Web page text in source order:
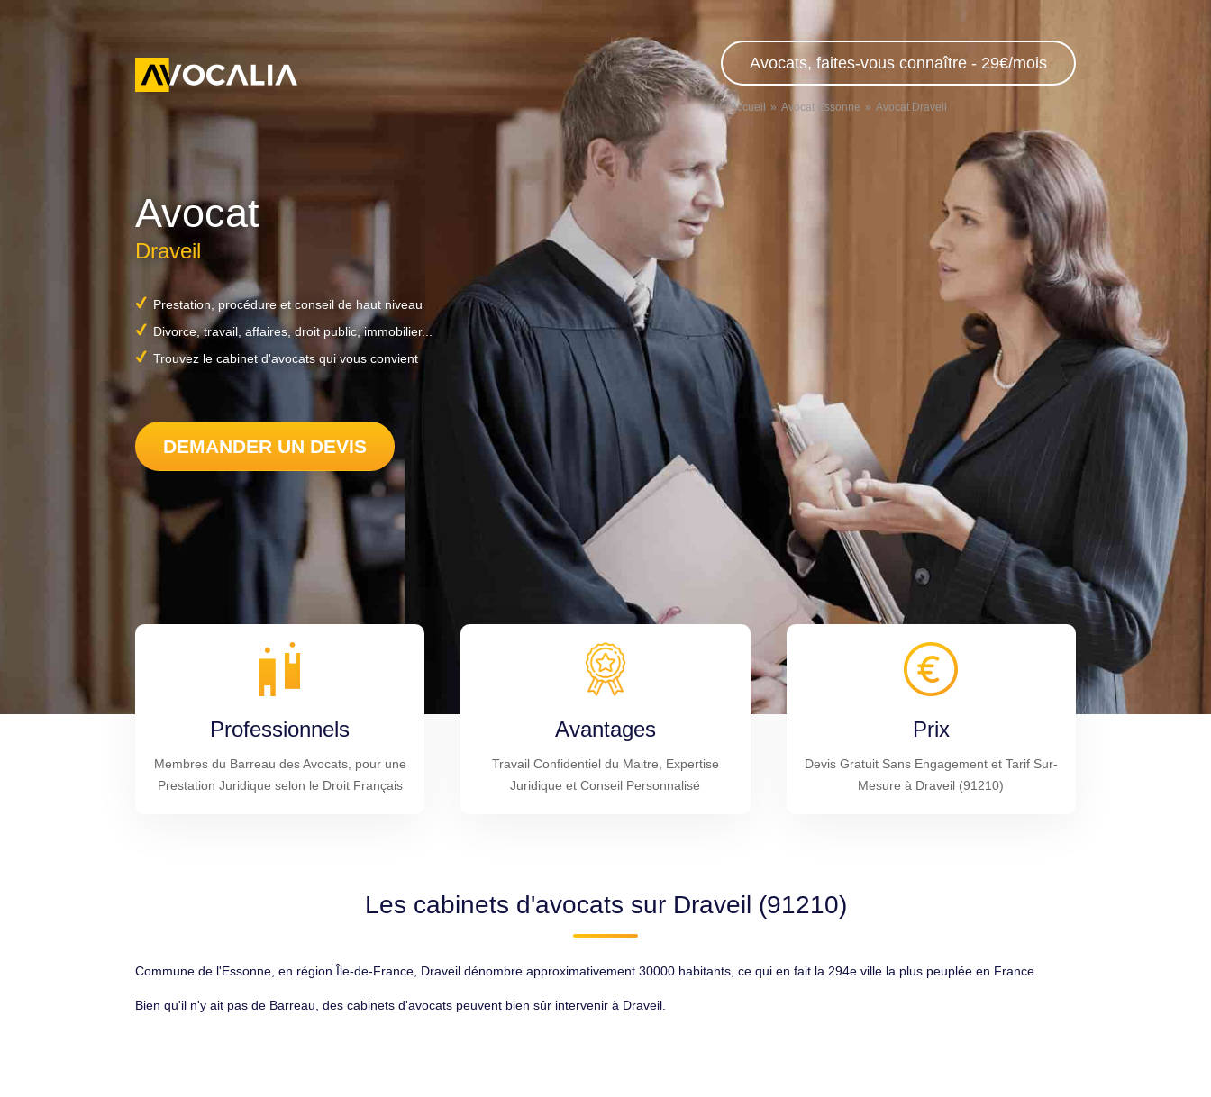
Avocats, faites-vous connaître - 29€/mois
Accueil Avocat Essonne Avocat Draveil
Avocat
Draveil
Prestation, procédure et conseil de haut niveau
Divorce, travail, affaires, droit public, immobilier...
Trouvez le cabinet d'avocats qui vous convient
DEMANDER UN DEVIS
Professionnels
Membres du Barreau des Avocats, pour une
Prestation Juridique selon le Droit Français
Avantages
Travail Confidentiel du Maitre, Expertise
Juridique et Conseil Personnalisé
Prix
Devis Gratuit Sans Engagement et Tarif Sur-
Mesure à Draveil (91210)
Les cabinets d'avocats sur Draveil (91210)
Commune de l'Essonne, en région Île-de-France, Draveil dénombre approximativement 30000 habitants, ce qui en fait la 294e ville la plus peuplée en France.
Bien qu'il n'y ait pas de Barreau, des cabinets d'avocats peuvent bien sûr intervenir à Draveil.